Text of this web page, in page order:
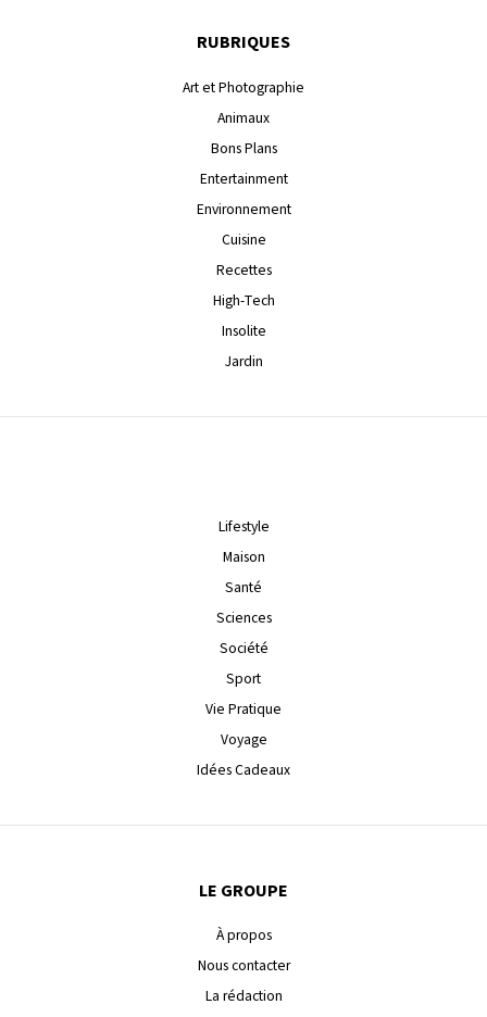
RUBRIQUES
Art et Photographie
Animaux
Bons Plans
Entertainment
Environnement
Cuisine
Recettes
High-Tech
Insolite
Jardin
Lifestyle
Maison
Santé
Sciences
Société
Sport
Vie Pratique
Voyage
Idées Cadeaux
LE GROUPE
À propos
Nous contacter
La rédaction